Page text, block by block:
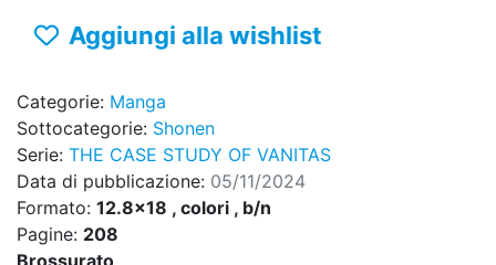
Aggiungi alla wishlist
Categorie: Manga
Sottocategorie: Shonen
Serie: THE CASE STUDY OF VANITAS
Data di pubblicazione: 05/11/2024
Formato: 12.8x18 , colori , b/n
Pagine: 208